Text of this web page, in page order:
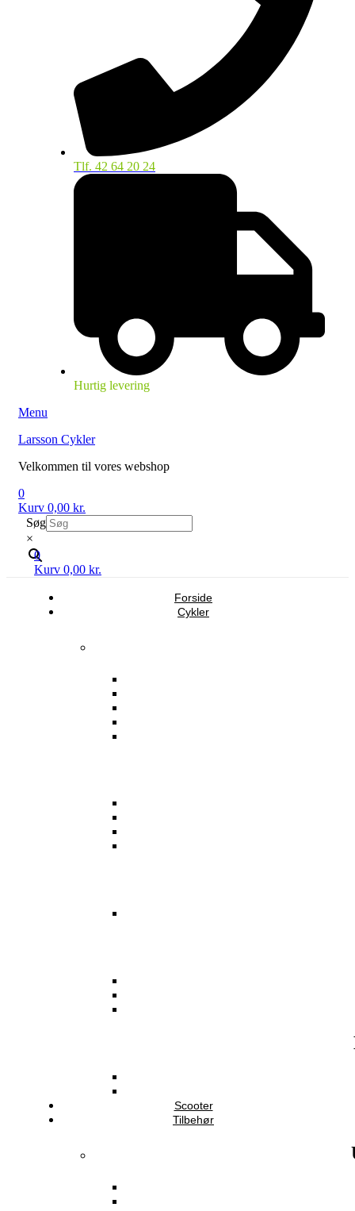
Tlf. 42 64 20 24
Hurtig levering
Menu
Larsson Cykler
Velkommen til vores webshop
0
Kurv 0,00 kr.
Søg
×
0
Kurv 0,00 kr.
Forside
Cykler
Scooter
Tilbehør